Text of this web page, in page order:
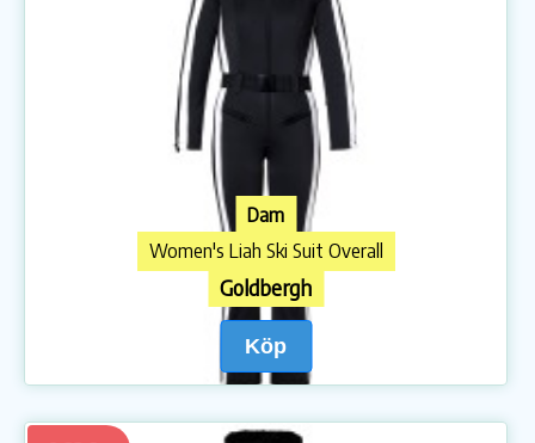
Dam
Women's Liah Ski Suit Overall
Goldbergh
Köp